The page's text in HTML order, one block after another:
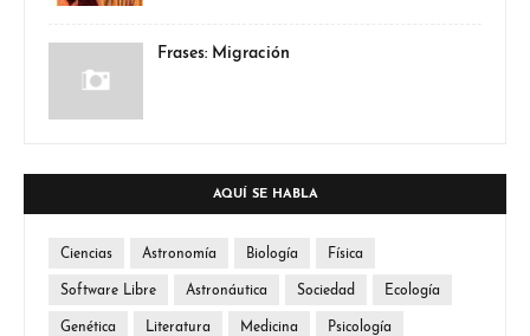
Frases: Migración
AQUÍ SE HABLA
Ciencias Astronomía Biología Física
Software Libre Astronáutica Sociedad Ecología
Genética Literatura Medicina Psicología